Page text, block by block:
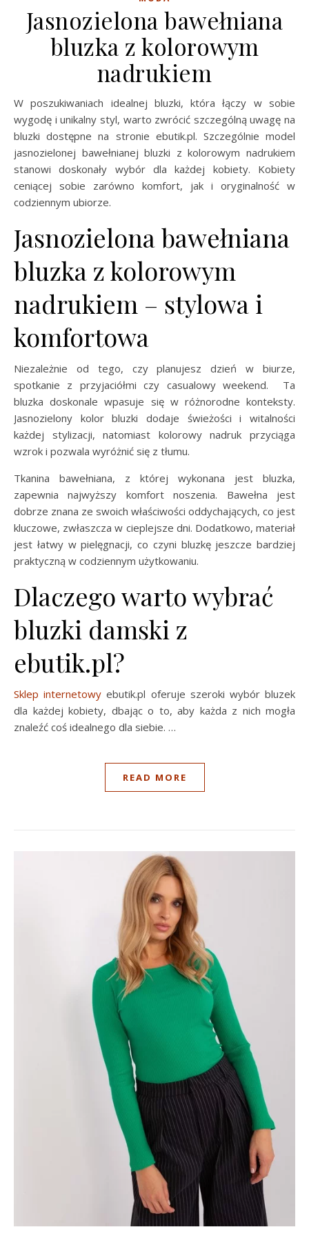
Jasnozielona bawełniana
bluzka z kolorowym
nadrukiem
W poszukiwaniach idealnej bluzki, która łączy w sobie
wygodę i unikalny styl, warto zwrócić szczególną uwagę na
bluzki dostępne na stronie ebutik.pl. Szczególnie model
jasnozielonej bawełnianej bluzki z kolorowym nadrukiem
stanowi doskonały wybór dla każdej kobiety. Kobiety
ceniącej sobie zarówno komfort, jak i oryginalność w
codziennym ubiorze.
Jasnozielona bawełniana
bluzka z kolorowym
nadrukiem – stylowa i
komfortowa
Niezależnie od tego, czy planujesz dzień w biurze,
spotkanie z przyjaciółmi czy casualowy weekend. Ta
bluzka doskonale wpasuje się w różnorodne konteksty.
Jasnozielony kolor bluzki dodaje świeżości i witalności
każdej stylizacji, natomiast kolorowy nadruk przyciąga
wzrok i pozwala wyróżnić się z tłumu.
Tkanina bawełniana, z której wykonana jest bluzka,
zapewnia najwyższy komfort noszenia. Bawełna jest
dobrze znana ze swoich właściwości oddychających, co jest
kluczowe, zwłaszcza w cieplejsze dni. Dodatkowo, materiał
jest łatwy w pielęgnacji, co czyni bluzkę jeszcze bardziej
praktyczną w codziennym użytkowaniu.
Dlaczego warto wybrać
bluzki damski z
ebutik.pl?
Sklep internetowy ebutik.pl oferuje szeroki wybór bluzek
dla każdej kobiety, dbając o to, aby każda z nich mogła
znaleźć coś idealnego dla siebie. …
READ MORE